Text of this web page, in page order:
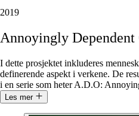
2019
Annoyingly Dependent
I dette prosjektet inkluderes
definerende aspekt i verkene. De
i en serie som heter A.D.O:
Les mer